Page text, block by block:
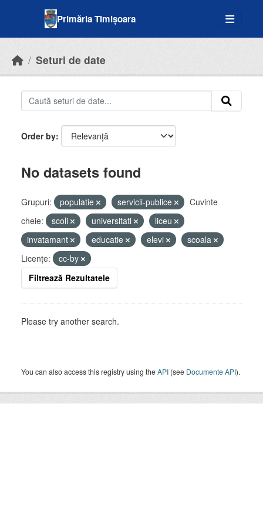
Primăria Timișoara
Seturi de date
Order by
No datasets found
Grupuri: populatie servicii-publice
Cuvinte
cheie:
scoli universitati
liceu
invatamant
educatie elevi
scoala
Licenţe:
cc-by
Filtrează Rezultatele
Please try another search.
You can also access this registry using theAPI (see Documente API).